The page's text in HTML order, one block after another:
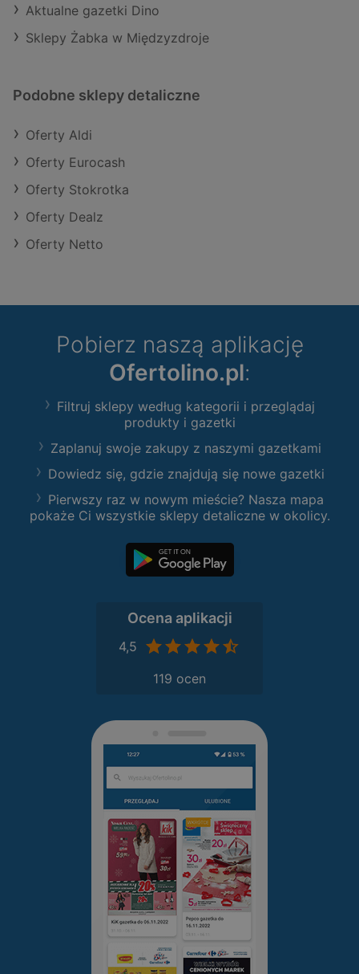
Aktualne gazetki Dino
Sklepy Żabka w Międzyzdroje
Podobne sklepy detaliczne
Oferty Aldi
Oferty Eurocash
Oferty Stokrotka
Oferty Dealz
Oferty Netto
Pobierz naszą aplikację
Ofertolino.pl:
Filtruj sklepy według kategorii i przeglądaj
produkty i gazetki
Zaplanuj swoje zakupy z naszymi gazetkami
Dowiedz się, gdzie znajdują się nowe gazetki
Pierwszy raz w nowym mieście? Nasza mapa
pokaże Ci wszystkie sklepy detaliczne w okolicy.
Ocena aplikacji
4,5
119 ocen